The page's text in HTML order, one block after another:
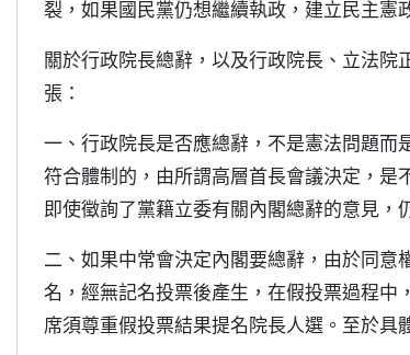
裂，如果國民黨仍想繼續執政，建立民主憲
關於行政院長總辭，以及行政院長、立法
張：
一、行政院長是否應總辭，不是憲法問題
符合體制的，由所謂高層首長會議決定，是
即使徵詢了黨籍立委有關內閣總辭的意見，
二、如果中常會決定內閣要總辭，由於同
名，經無記名投票後產生，在假投票過程
席須尊重假投票結果提名院長人選。至於具